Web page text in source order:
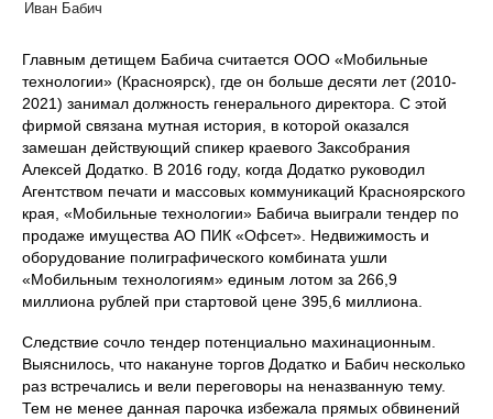
Иван Бабич
Главным детищем Бабича считается ООО «Мобильные
технологии» (Красноярск), где он больше десяти лет (2010-
2021) занимал должность генерального директора. С этой
фирмой связана мутная история, в которой оказался
замешан действующий спикер краевого Заксобрания
Алексей Додатко. В 2016 году, когда Додатко руководил
Агентством печати и массовых коммуникаций Красноярского
края, «Мобильные технологии» Бабича выиграли тендер по
продаже имущества АО ПИК «Офсет». Недвижимость и
оборудование полиграфического комбината ушли
«Мобильным технологиям» единым лотом за 266,9
миллиона рублей при стартовой цене 395,6 миллиона.
Следствие сочло тендер потенциально махинационным.
Выяснилось, что накануне торгов Додатко и Бабич несколько
раз встречались и вели переговоры на неназванную тему.
Тем не менее данная парочка избежала прямых обвинений